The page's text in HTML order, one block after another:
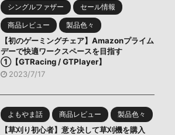
シングルファザー セール情報
商品レビュー 製品色々
【初のゲーミングチェア】Amazonプライム
デーで快適ワークスペースを目指す
①【GTRacing / GTPlayer】
2023/7/17
よもやま話 商品レビュー 製品色々
【草刈り初心者】意を決して草刈機を購入